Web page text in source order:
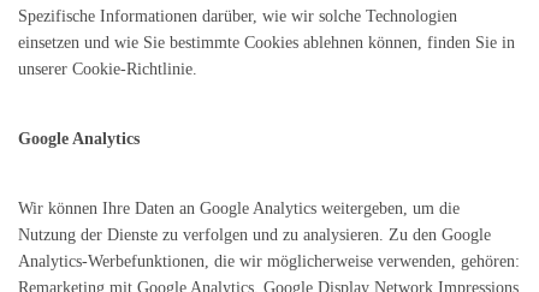
Spezifische Informationen darüber, wie wir solche Technologien
einsetzen und wie Sie bestimmte Cookies ablehnen können, finden Sie in
unserer Cookie-Richtlinie.
Google Analytics
Wir können Ihre Daten an Google Analytics weitergeben, um die
Nutzung der Dienste zu verfolgen und zu analysieren. Zu den Google
Analytics-Werbefunktionen, die wir möglicherweise verwenden, gehören:
Remarketing mit Google Analytics, Google Display Network Impressions